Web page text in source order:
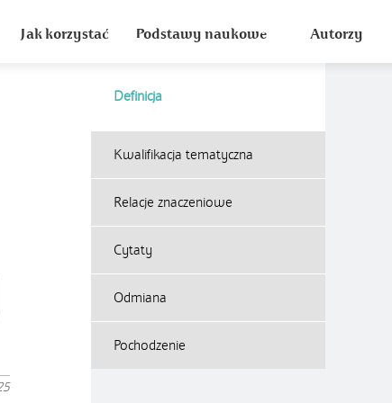
Jak korzystać Podstawy naukowe Autorzy
Definicja
Kwalifikacja tematyczna
Relacje znaczeniowe
Cytaty
Odmiana
Pochodzenie